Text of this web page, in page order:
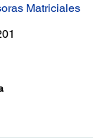
Matriciales